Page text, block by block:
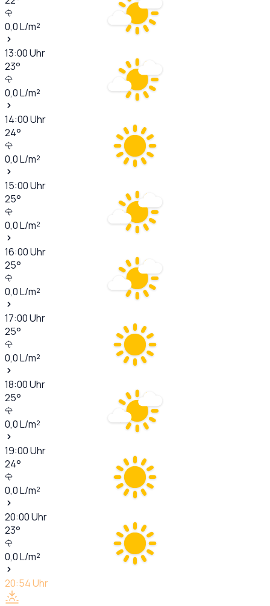
0,0L/m²
13:00Uhr
23°
0,0L/m²
14:00Uhr
24°
0,0L/m²
15:00Uhr
25°
0,0L/m²
16:00Uhr
25°
0,0L/m²
17:00Uhr
25°
0,0L/m²
18:00Uhr
25°
0,0L/m²
19:00Uhr
24°
0,0L/m²
20:00Uhr
23°
0,0L/m²
20:54Uhr